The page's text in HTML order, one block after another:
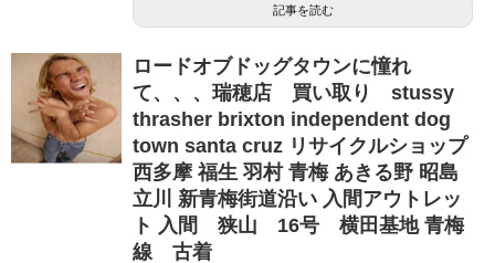
記事を読む
ロードオブドッグタウンに憧れ
て、、、瑞穂店 買い取り stussy
thrasher brixton independent dog
town santa cruz リサイクルショップ
西多摩 福生 羽村 青梅 あきる野 昭島
立川 新青梅街道沿い 入間アウトレッ
ト 入間 狭山 16号 横田基地 青梅
線 古着